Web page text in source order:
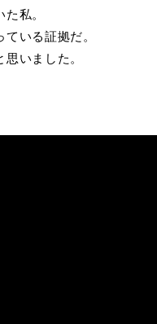
私。
いる証拠だ。
いました。